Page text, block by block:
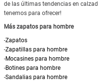
de las últimas tendencias en
tenemos para ofrecer!
Más zapatos para hombre
-Zapatos
-Zapatillas para hombre
-Mocasines para hombre
-Botines para hombre
-Sandalias para hombre